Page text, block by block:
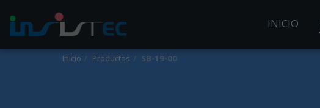
INICIO
Inicio Productos SB-19-00